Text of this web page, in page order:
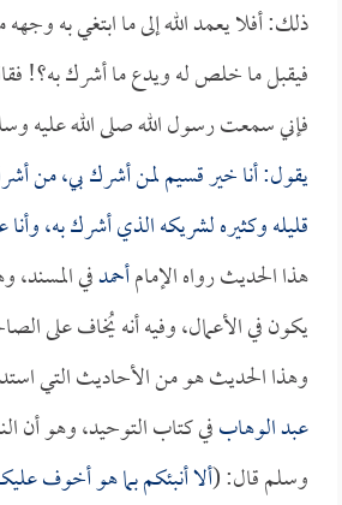
ذلك: أفلا يعمد الله إلى ما ابتغي به
فيقبل ما خلص له ويدع ما أشرك به؟!
فإني سمعت رسول الله صلى الله عليه
يقول: أنا خير قسيم لمن أشرك بي، من
قليله وكثيره لشريكه الذي أشرك به،
هذا الحديث رواه الإمامأحمدفي المسند،
يكون في الأعمال، وفيه أنه يُخاف على
وهذا الحديث هو من الأحاديث التي
عبد الوهابفي كتاب التوحيد، وهو أن
وسلم قال: (ألا أنبئكم بما هو أخوف